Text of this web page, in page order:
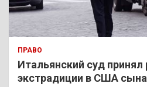
ПРАВО
Итальянский суд
экстрадиции в США сына